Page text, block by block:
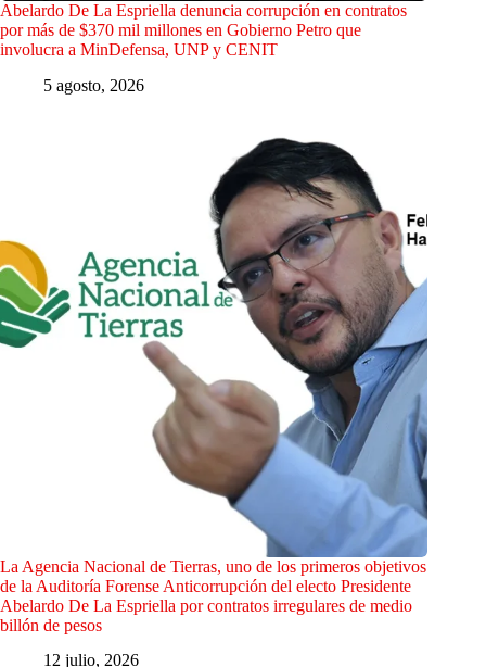
Abelardo De La Espriella denuncia corrupción en contratos
por más de $370 mil millones en Gobierno Petro que
involucra a MinDefensa, UNP y CENIT
5 agosto, 2026
La Agencia Nacional de Tierras, uno de los primeros objetivos
de la Auditoría Forense Anticorrupción del electo Presidente
Abelardo De La Espriella por contratos irregulares de medio
billón de pesos
12 julio, 2026